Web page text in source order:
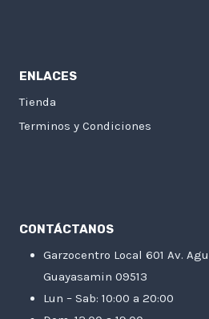
ENLACES
Tienda
Terminos y Condiciones
CONTÁCTANOS
Garzocentro Local 601 Av.
Guayasamin 09513
Lun – Sab: 10:00 a 20:00